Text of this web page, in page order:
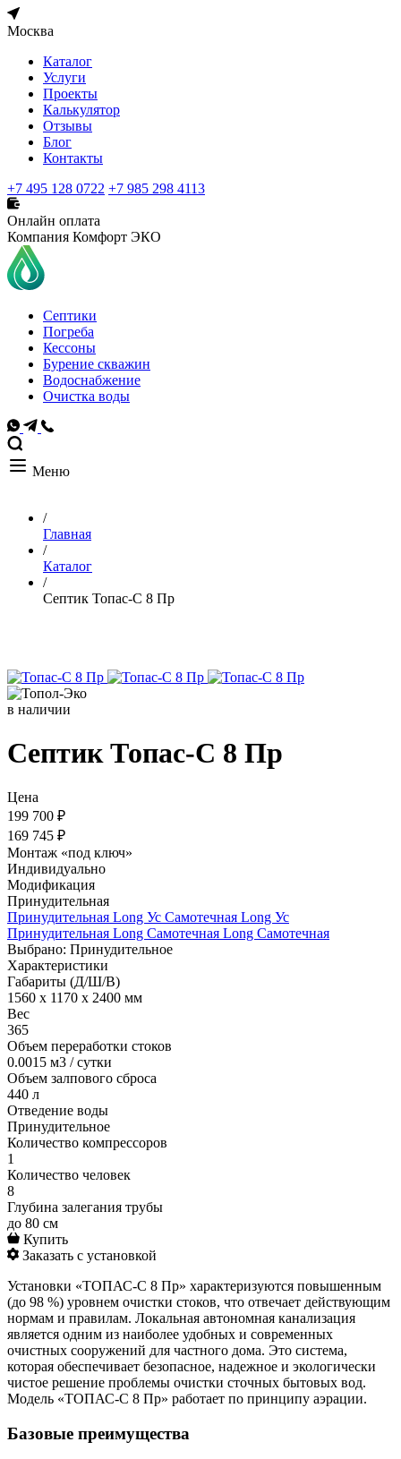
Москва
Каталог
Услуги
Проекты
Калькулятор
Отзывы
Блог
Контакты
+7 495 128 0722 +7 985 298 4113
Онлайн оплата
Компания Комфорт ЭКО
Септики
Погреба
Кессоны
Бурение скважин
Водоснабжение
Очистка воды
Меню
/
Главная
/
Каталог
/
Септик Топас-С 8 Пр
в наличии
Септик Топас-С 8 Пр
Цена
199 700 ₽
169 745 ₽
Монтаж «под ключ»
Индивидуально
Модификация
Принудительная
Принудительная Long Ус Самотечная Long Ус
Принудительная Long Самотечная Long Самотечная
Выбрано: Принудительное
Характеристики
Габариты (Д/Ш/В)
1560 x 1170 x 2400 мм
Вес
365
Объем переработки стоков
0.0015 м3 / сутки
Объем залпового сброса
440 л
Отведение воды
Принудительное
Количество компрессоров
1
Количество человек
8
Глубина залегания трубы
до 80 см
Купить
Заказать с установкой
Установки «ТОПАС-С 8 Пр» характеризуются повышенным
(до 98 %) уровнем очистки стоков, что отвечает действующим
нормам и правилам. Локальная автономная канализация
является одним из наиболее удобных и современных
очистных сооружений для частного дома. Это система,
которая обеспечивает безопасное, надежное и экологически
чистое решение проблемы очистки сточных бытовых вод.
Модель «ТОПАС-С 8 Пр» работает по принципу аэрации.
Базовые преимущества